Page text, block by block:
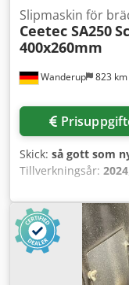
Wanderup 823 km
Slipmaskin för
Ceetec SA250
400x260mm
Skick: så gott som
Tillverkningsår: 2024
total höjd:1 550 mm
totalvikt:
700 kg,
inspänning:400 V,
ingångsfrekvens:50